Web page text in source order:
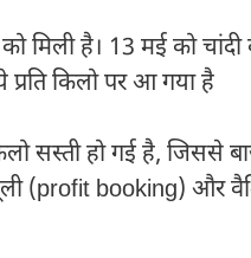
मिली है। 13 मई को
किलो पर आ गया है
सस्ती हो गई है, जिससे
(profit booking) और